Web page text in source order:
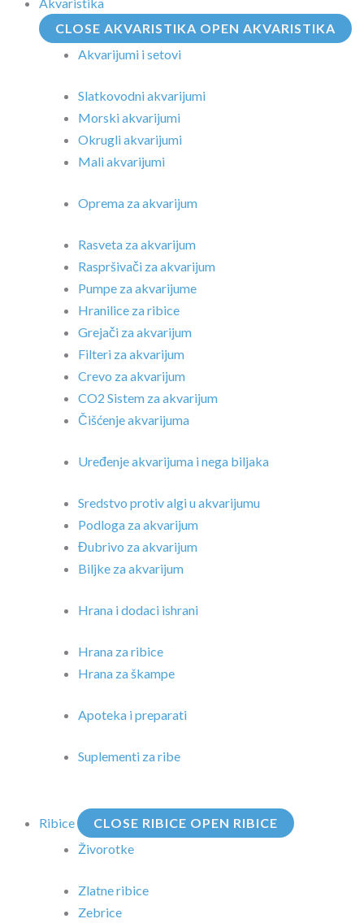
CLOSE AKVARISTIKA OPEN AKVARISTIKA
Akvarijumi i setovi
Slatkovodni akvarijumi
Morski akvarijumi
Okrugli akvarijumi
Mali akvarijumi
Oprema za akvarijum
Rasveta za akvarijum
Raspršivači za akvarijum
Pumpe za akvarijume
Hranilice za ribice
Grejači za akvarijum
Filteri za akvarijum
Crevo za akvarijum
CO2 Sistem za akvarijum
Čišćenje akvarijuma
Uređenje akvarijuma i nega biljaka
Sredstvo protiv algi u akvarijumu
Podloga za akvarijum
Đubrivo za akvarijum
Biljke za akvarijum
Hrana i dodaci ishrani
Hrana za ribice
Hrana za škampe
Apoteka i preparati
Suplementi za ribe
Ribice CLOSE RIBICE OPEN RIBICE
Živorotke
Zlatne ribice
Zebrice